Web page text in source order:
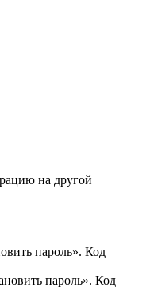
на другой
пароль». Код
пароль». Код